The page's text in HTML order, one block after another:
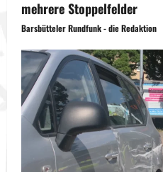
mehrere Stoppelfelder
Barsbütteler Rundfunk - die Redaktion